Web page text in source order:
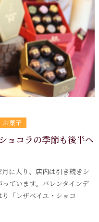
お菓子
コラの季節も後半へ
に入り、店内は引き続きシ
ています。バレンタインデ
「レザベイユ・ショコ